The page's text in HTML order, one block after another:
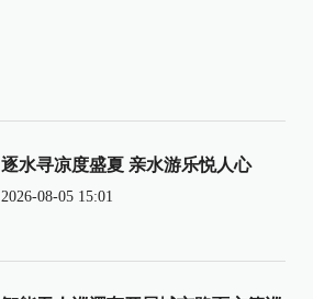
逐水寻凉度盛夏 亲水游乐悦人心
2026-08-05 15:01